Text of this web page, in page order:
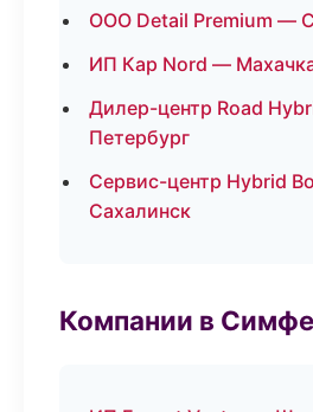
ООО Detail Premium —
ИП Кар Nord —
Дилер-центр Road
Петербург
Сервис-центр Hybrid
Сахалинск
Компании в